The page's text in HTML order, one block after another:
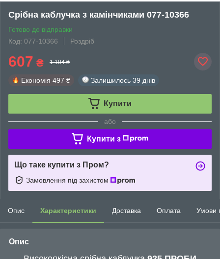
Срібна каблучка з камінчиками 077-10366
Готово до відправки
Код: 077-10366
Роздріб
607 ₴ 1 104 ₴
Економія 497 ₴ Залишилось 39 днів
Купити
або
Купити з
Що таке купити з Пром?
Замовлення під захистом
Опис Характеристики Доставка Оплата Умови
Опис